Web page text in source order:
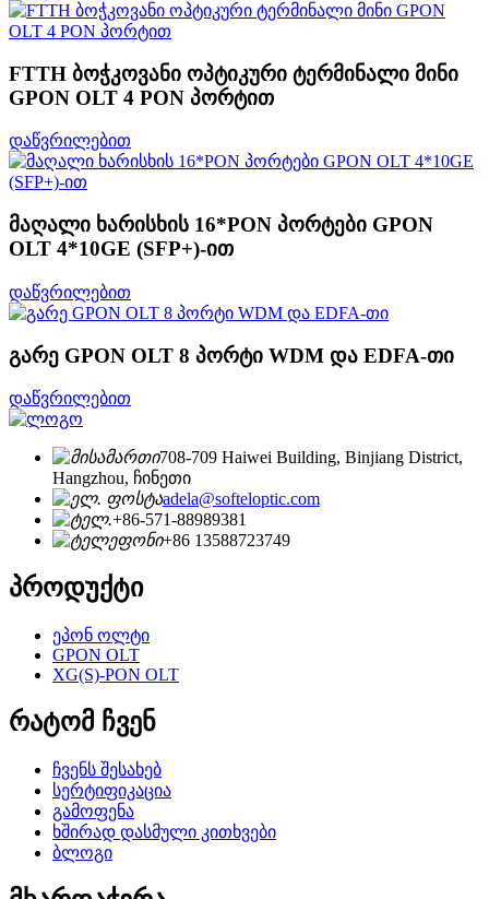
FTTH ბოჭკოვანი ოპტიკური ტერმინალი მინი
GPON OLT 4 PON პორტით
დაწვრილებით
მაღალი ხარისხის 16*PON პორტები GPON
OLT 4*10GE (SFP+)-ით
დაწვრილებით
გარე GPON OLT 8 პორტი WDM და EDFA-თი
დაწვრილებით
708-709 Haiwei Building, Binjiang District,
Hangzhou, ჩინეთი
adela@softeloptic.com
+86-571-88989381
+86 13588723749
პროდუქტი
ეპონ ოლტი
GPON OLT
XG(S)-PON OLT
რატომ ჩვენ
ჩვენს შესახებ
სერტიფიკაცია
გამოფენა
ხშირად დასმული კითხვები
ბლოგი